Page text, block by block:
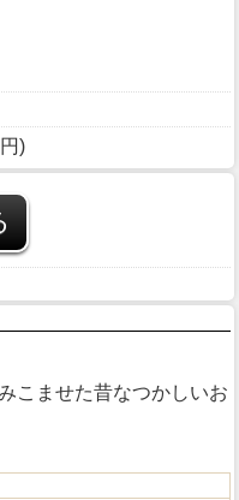
)
こませた昔なつかしいお